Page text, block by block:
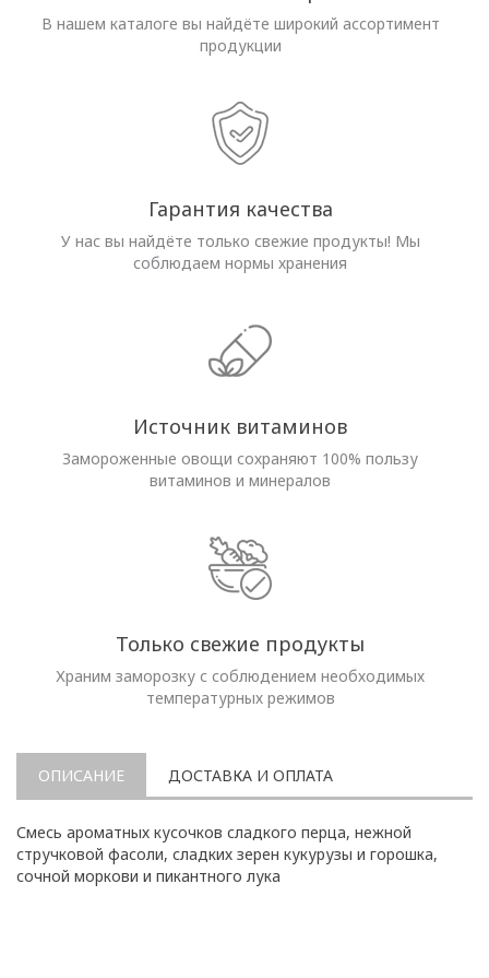
В нашем каталоге вы найдёте широкий ассортимент
продукции
Гарантия качества
У нас вы найдёте только свежие продукты! Мы
соблюдаем нормы хранения
Источник витаминов
Замороженные овощи сохраняют 100% пользу
витаминов и минералов
Только свежие продукты
Храним заморозку с соблюдением необходимых
температурных режимов
ОПИСАНИЕ ДОСТАВКА И ОПЛАТА
Смесь ароматных кусочков сладкого перца, нежной
стручковой фасоли, сладких зерен кукурузы и горошка,
сочной моркови и пикантного лука